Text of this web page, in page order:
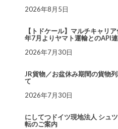
2026年8月5日
【トドケール】マルチキャリ
年7月よりヤマト運輸とのAPI
2026年7月30日
JR貨物／お盆休み期間の貨物
て
2026年7月30日
にしてつドイツ現地法人 シュ
転のご案内